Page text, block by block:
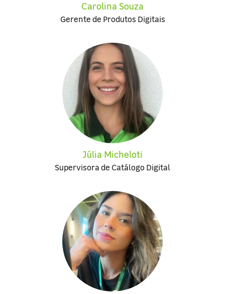
Carolina Souza
Gerente de Produtos Digitais
Júlia Micheloti
Supervisora de Catálogo Digital